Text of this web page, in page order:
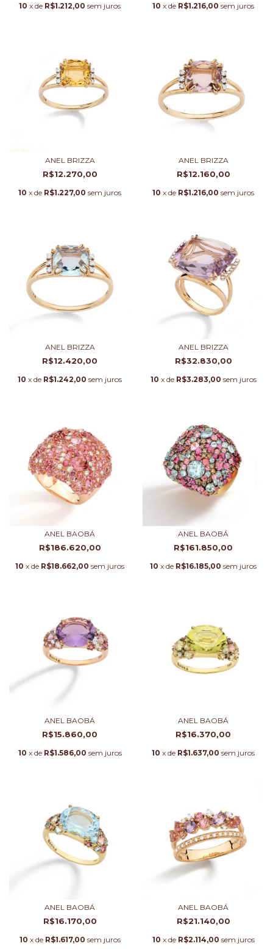
10 x de R$1.212,00 sem juros 10 x de R$1.216,00 sem juros
ANEL BRIZZA
R$12.270,00
10 x de R$1.227,00 sem juros
ANEL BRIZZA
R$12.160,00
10 x de R$1.216,00 sem juros
ANEL BRIZZA
R$12.420,00
10 x de R$1.242,00 sem juros
ANEL BRIZZA
R$32.830,00
10 x de R$3.283,00 sem juros
ANEL BAOBÁ
R$186.620,00
10 x de R$18.662,00 sem juros
ANEL BAOBÁ
R$161.850,00
10 x de R$16.185,00 sem juros
ANEL BAOBÁ
R$15.860,00
10 x de R$1.586,00 sem juros
ANEL BAOBÁ
R$16.370,00
10 x de R$1.637,00 sem juros
ANEL BAOBÁ
R$16.170,00
10 x de R$1.617,00 sem juros
ANEL BAOBÁ
R$21.140,00
10 x de R$2.114,00 sem juros